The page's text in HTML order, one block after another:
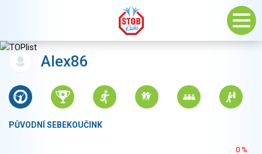
Alex86
PŮVODNÍ SEBEKOUČINK
0 %